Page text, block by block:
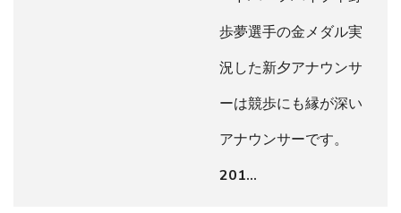
歩夢選手の金メダル実
況した新夕アナウンサ
ーは競歩にも縁が深い
アナウンサーです。
201…